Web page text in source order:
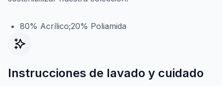
80% Acrílico;20% Poliamida
Instrucciones de lavado y cuidado